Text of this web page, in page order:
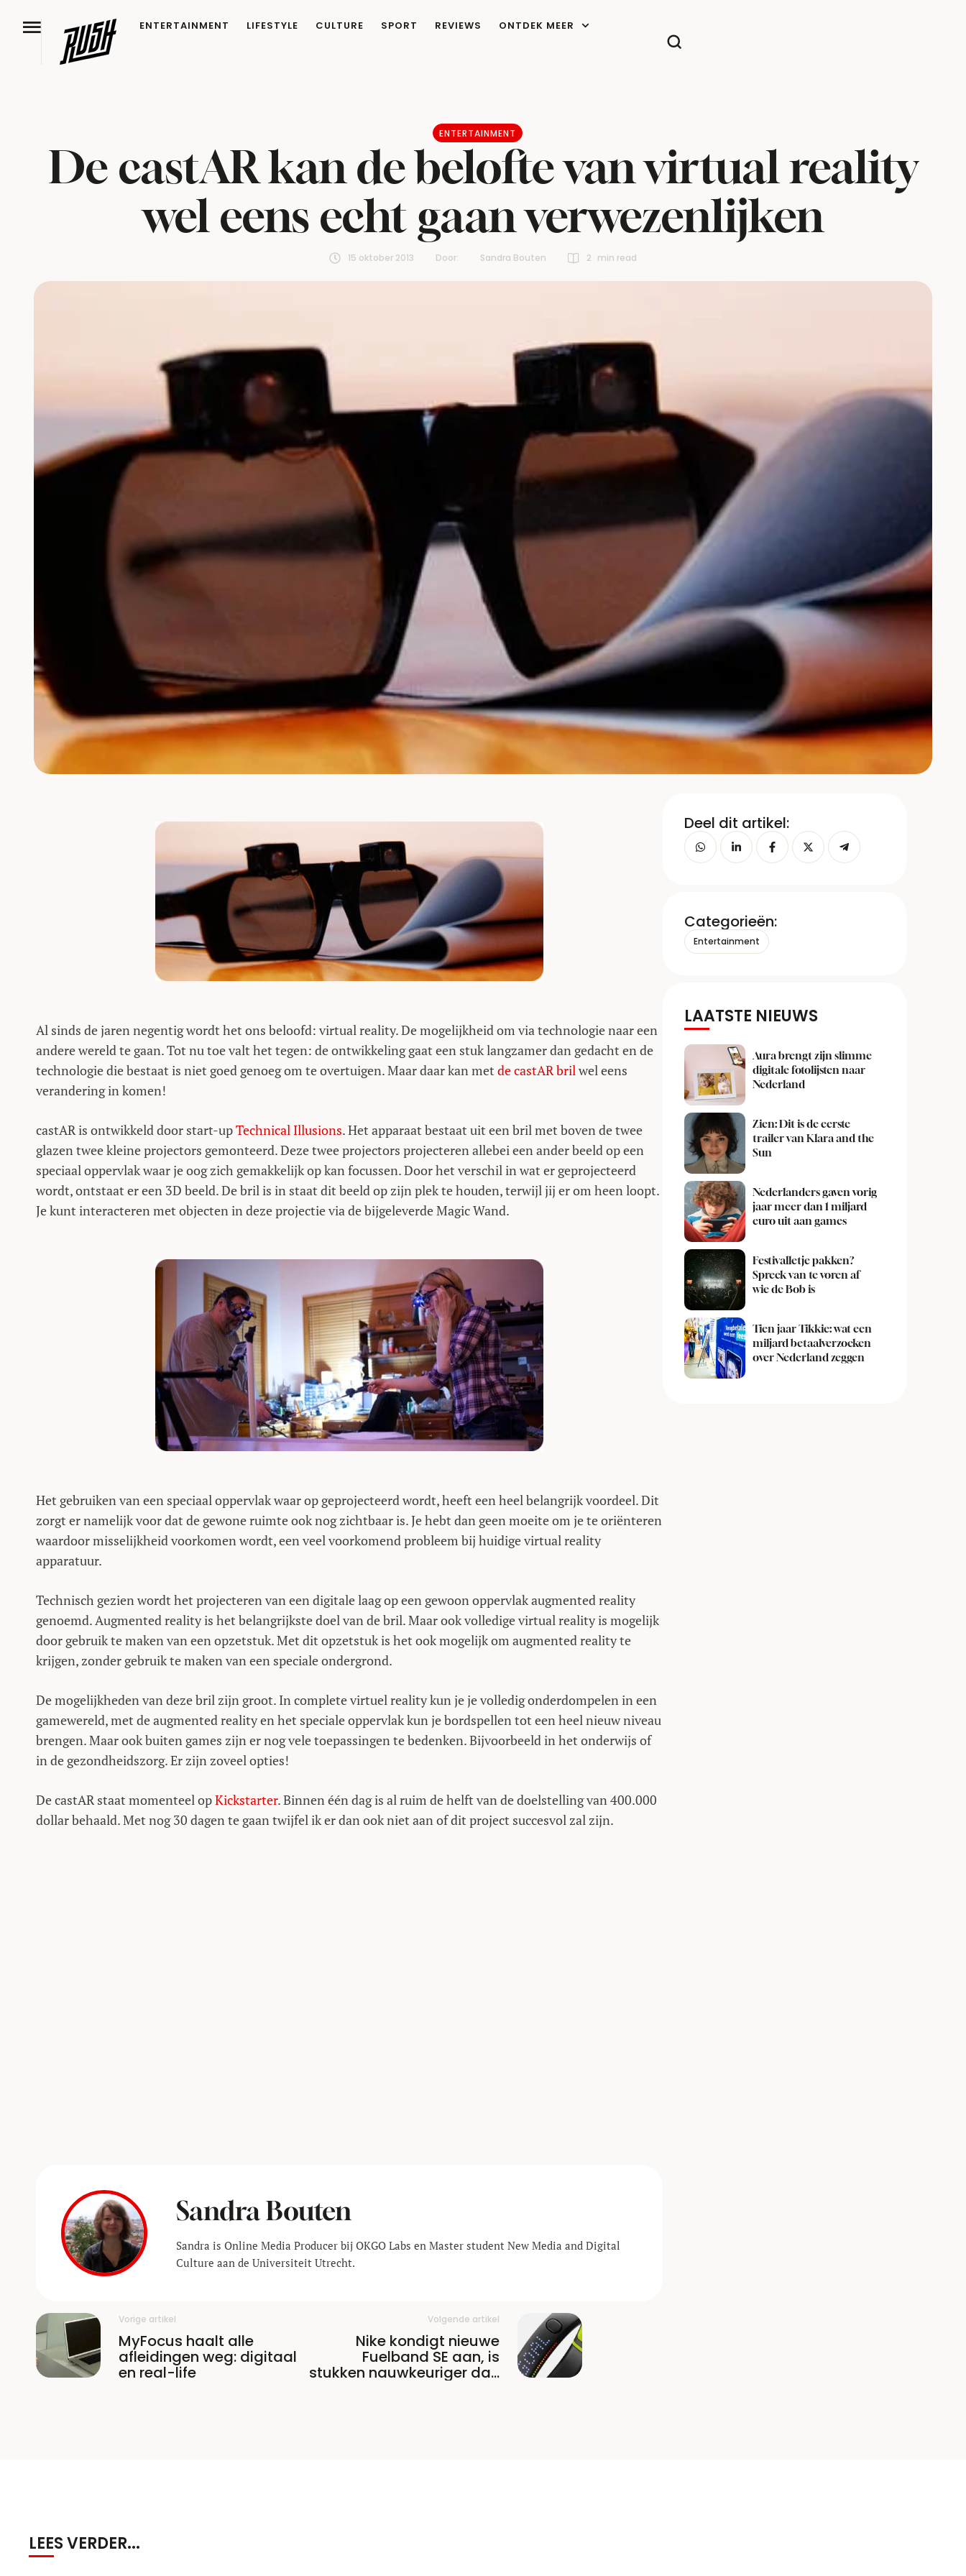
ENTERTAINMENT LIFESTYLE CULTURE SPORT REVIEWS ONTDEK MEER
ENTERTAINMENT
De castAR kan de belofte van virtual reality
wel eens echt gaan verwezenlijken
15 oktober 2013 Door: Sandra Bouten 2 min read
Al sinds de jaren negentig wordt het ons beloofd: virtual reality. De mogelijkheid om via technologie naar een
andere wereld te gaan. Tot nu toe valt het tegen: de ontwikkeling gaat een stuk langzamer dan gedacht en de
technologie die bestaat is niet goed genoeg om te overtuigen. Maar daar kan met de castAR brilwel eens
verandering in komen!
castAR is ontwikkeld door start-upTechnical Illusions. Het apparaat bestaat uit een bril met boven de twee
glazen twee kleine projectors gemonteerd. Deze twee projectors projecteren allebei een ander beeld op een
speciaal oppervlak waar je oog zich gemakkelijk op kan focussen. Door het verschil in wat er geprojecteerd
wordt, ontstaat er een 3D beeld. De bril is in staat dit beeld op zijn plek te houden, terwijl jij er om heen loopt.
Je kunt interacteren met objecten in deze projectie via de bijgeleverde Magic Wand.
Het gebruiken van een speciaal oppervlak waar op geprojecteerd wordt, heeft een heel belangrijk voordeel. Dit
zorgt er namelijk voor dat de gewone ruimte ook nog zichtbaar is. Je hebt dan geen moeite om je te oriënteren
waardoor misselijkheid voorkomen wordt, een veel voorkomend probleem bij huidige virtual reality
apparatuur.
Technisch gezien wordt het projecteren van een digitale laag op een gewoon oppervlak augmented reality
genoemd. Augmented reality is het belangrijkste doel van de bril. Maar ook volledige virtual reality is mogelijk
door gebruik te maken van een opzetstuk. Met dit opzetstuk is het ook mogelijk om augmented reality te
krijgen, zonder gebruik te maken van een speciale ondergrond.
De mogelijkheden van deze bril zijn groot. In complete virtuel reality kun je je volledig onderdompelen in een
gamewereld, met de augmented reality en het speciale oppervlak kun je bordspellen tot een heel nieuw niveau
brengen. Maar ook buiten games zijn er nog vele toepassingen te bedenken. Bijvoorbeeld in het onderwijs of
in de gezondheidszorg. Er zijn zoveel opties!
De castAR staat momenteel opKickstarter. Binnen één dag is al ruim de helft van de doelstelling van 400.000
dollar behaald. Met nog 30 dagen te gaan twijfel ik er dan ook niet aan of dit project succesvol zal zijn.
Sandra Bouten
Sandra is Online Media Producer bij OKGO Labs en Master student New Media and Digital
Culture aan de Universiteit Utrecht.
Vorige artikel
MyFocus haalt alle
afleidingen weg: digitaal
en real-life
Volgende artikel
Nike kondigt nieuwe
Fuelband SE aan, is
stukken nauwkeuriger dan
Deel dit artikel:
Categorieën:
Entertainment
LAATSTE NIEUWS
Aura brengt zijn slimme
digitale fotolijsten naar
Nederland
Zien: Dit is de eerste
trailer van Klara and the
Sun
Nederlanders gaven vorig
jaar meer dan 1 miljard
euro uit aan games
Festivalletje pakken?
Spreek van te voren af
wie de Bob is
Tien jaar Tikkie: wat een
miljard betaalverzoeken
over Nederland zeggen
LEES VERDER...